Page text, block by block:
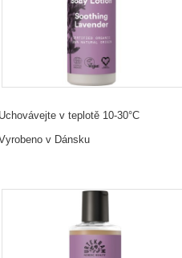
Uchovávejte v teplotě 10-30°C
v Dánsku